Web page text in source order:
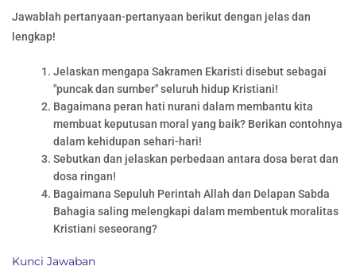
Jawablah pertanyaan-pertanyaan berikut dengan jelas dan
lengkap!
Jelaskan mengapa Sakramen Ekaristi disebut sebagai
"puncak dan sumber" seluruh hidup Kristiani!
Bagaimana peran hati nurani dalam membantu kita
membuat keputusan moral yang baik? Berikan contohnya
dalam kehidupan sehari-hari!
Sebutkan dan jelaskan perbedaan antara dosa berat dan
dosa ringan!
Bagaimana Sepuluh Perintah Allah dan Delapan Sabda
Bahagia saling melengkapi dalam membentuk moralitas
Kristiani seseorang?
Kunci Jawaban